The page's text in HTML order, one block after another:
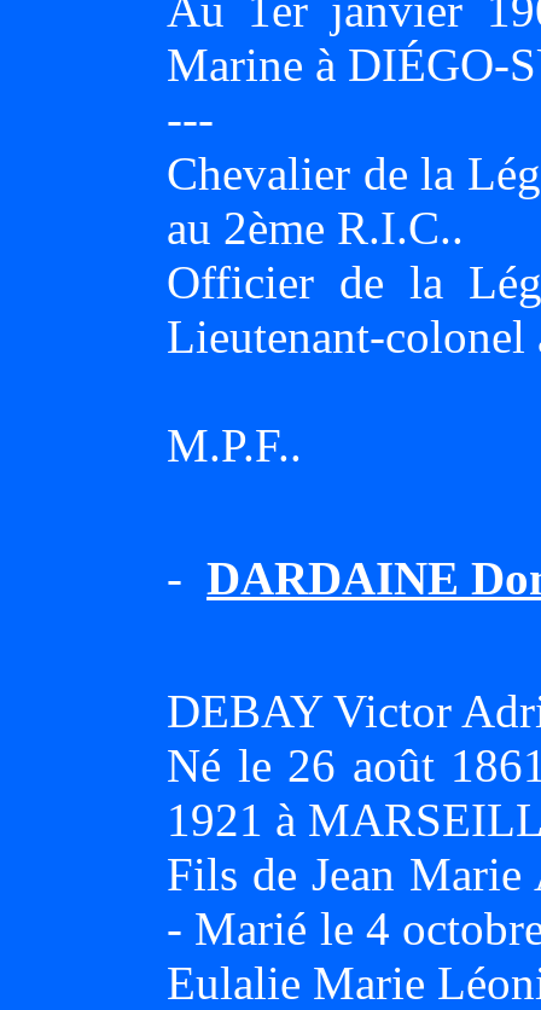
Marine à DIÉGO-
---
Chevalier de la
au 2ème R.I.C..
Officier de la
Lieutenant-colonel
M.P.F..
- DARDAINE
DEBAY Victor
Né le 26 août
1921 à
Fils de Jean
- Marié le 4
Eulalie Marie